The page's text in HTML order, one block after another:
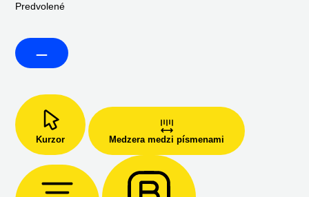
Predvolené
Kurzor Medzera medzi písmenami